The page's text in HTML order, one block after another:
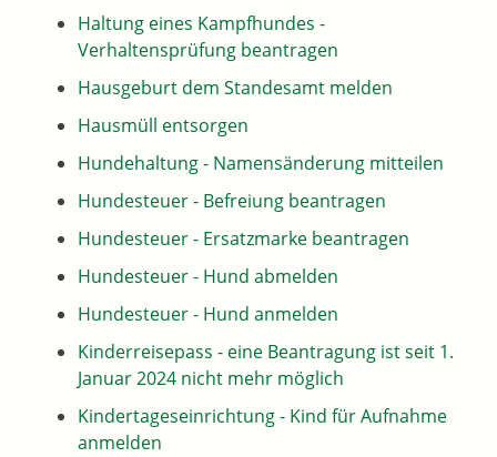
Haltung eines Kampfhundes -
Verhaltensprüfung beantragen
Hausgeburt dem Standesamt melden
Hausmüll entsorgen
Hundehaltung - Namensänderung mitteilen
Hundesteuer - Befreiung beantragen
Hundesteuer - Ersatzmarke beantragen
Hundesteuer - Hund abmelden
Hundesteuer - Hund anmelden
Kinderreisepass - eine Beantragung ist seit 1.
Januar 2024 nicht mehr möglich
Kindertageseinrichtung - Kind für Aufnahme
anmelden